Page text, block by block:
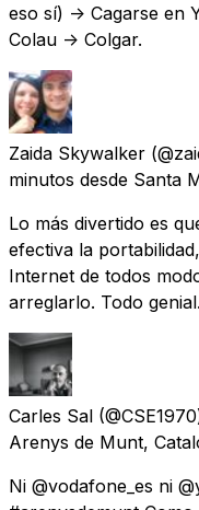
eso sí) -> Cagarse en
Colau -> Colgar.
Zaida Skywalker
minutos desde Santa
Lo más divertido es
efectiva la
Internet de todos
arreglarlo. Todo genial.
Carles Sal
Arenys de Munt,
Ni @vodafone_es ni